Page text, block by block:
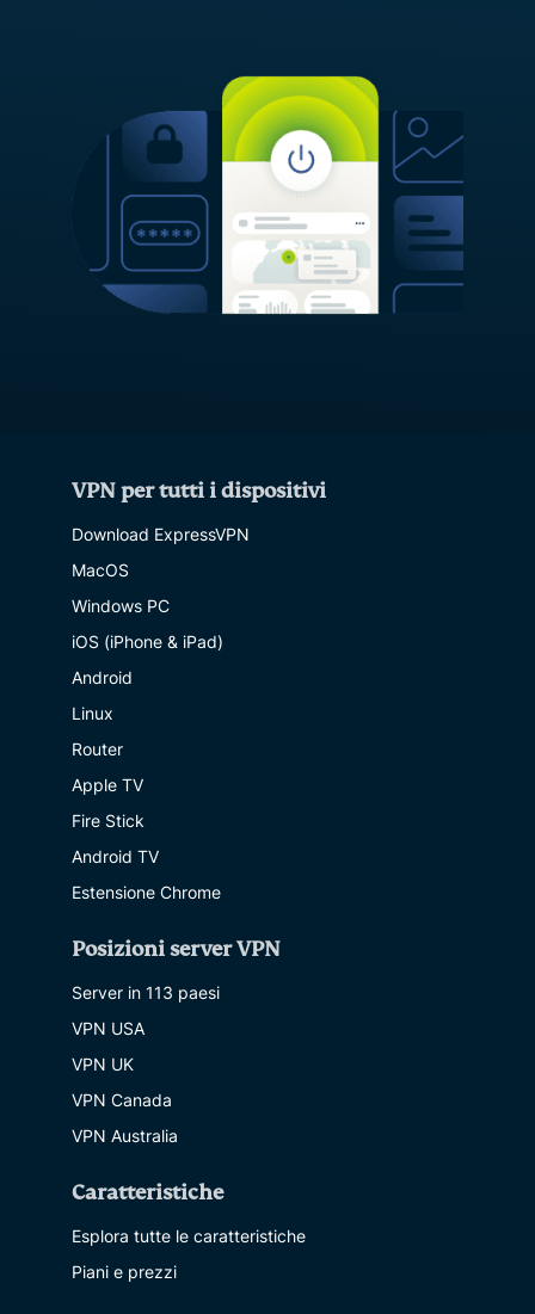
VPN per tutti i dispositivi
Download ExpressVPN
MacOS
Windows PC
iOS (iPhone & iPad)
Android
Linux
Router
Apple TV
Fire Stick
Android TV
Estensione Chrome
Posizioni server VPN
Server in 113 paesi
VPN USA
VPN UK
VPN Canada
VPN Australia
Caratteristiche
Esplora tutte le caratteristiche
Piani e prezzi